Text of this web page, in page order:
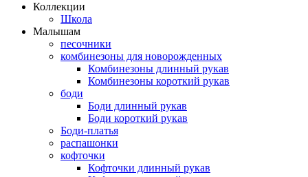
Коллекции
Школа
Малышам
песочники
комбинезоны для новорожденных
Комбинезоны длинный рукав
Комбинезоны короткий рукав
боди
Боди длинный рукав
Боди короткий рукав
Боди-платья
распашонки
кофточки
Кофточки длинный рукав